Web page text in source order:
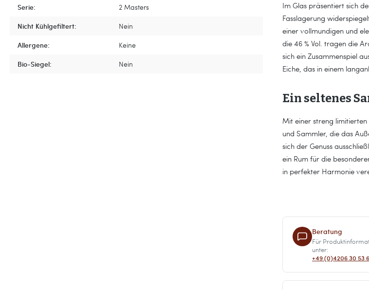
Serie:
2 Masters
Nicht Kühlgefiltert:
Nein
Allergene:
Keine
Bio-Siegel:
Nein
Im Glas präsentiert sich
Fasslagerung
einer vollmundigen und
die 46 % Vol. tragen die
sich ein Zusammenspiel
Eiche, das in einem
Ein seltenes
Mit einer streng
und Sammler, die das
sich der Genuss
ein Rum für die
in perfekter Harmonie
Beratung
Für
unter:
+49 (0)4206 30 53